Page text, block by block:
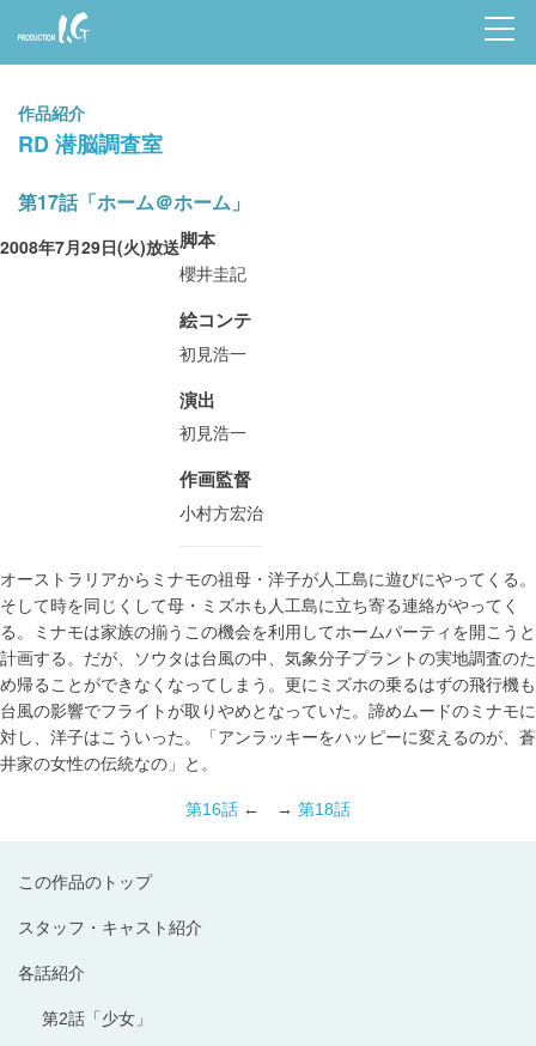
Prod
uctio
n I.G
作品紹介
RD 潜脳調査室
この作品のトップ
スタッフ・キャスト紹介
各話紹介
第2話「少女」
第17話「ホーム＠ホーム」
2008年7月29日(火)放送脚本
櫻井圭記
絵コンテ
初見浩一
演出
初見浩一
作画監督
小村方宏治
オーストラリアからミナモの祖母・洋子が人工島に遊びにやってくる。
そして時を同じくして母・ミズホも人工島に立ち寄る連絡がやってく
る。ミナモは家族の揃うこの機会を利用してホームパーティを開こうと
計画する。だが、ソウタは台風の中、気象分子プラントの実地調査のた
め帰ることができなくなってしまう。更にミズホの乗るはずの飛行機も
台風の影響でフライトが取りやめとなっていた。諦めムードのミナモに
対し、洋子はこういった。「アンラッキーをハッピーに変えるのが、蒼
井家の女性の伝統なの」と。
第16話 ← → 第18話